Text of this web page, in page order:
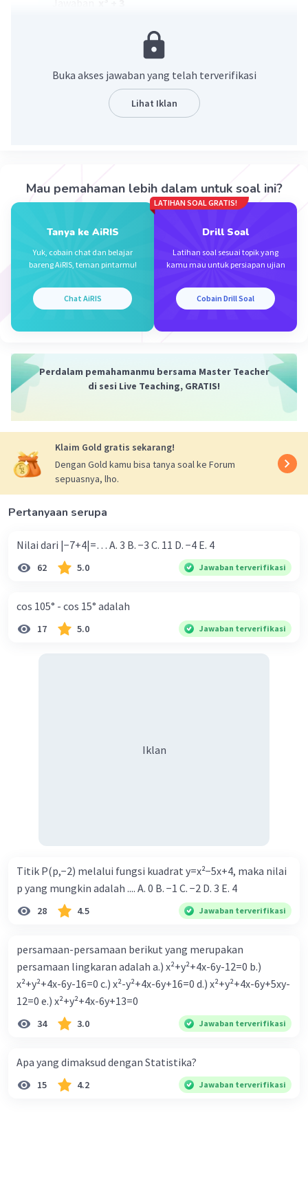
<=> y³ = x - 3
Beri Rating·0.0(0) Balas
Buka akses jawaban yang telah terverifikasi
Lihat Iklan
Mau pemahaman lebih dalam untuk soal ini?
Tanya ke AiRIS
Yuk, cobain chat dan belajar
bareng AiRIS, teman pintarmu!
Chat AiRIS
LATIHAN SOAL GRATIS!
Drill Soal
Latihan soal sesuai topik yang
kamu mau untuk persiapan ujian
Cobain Drill Soal
Perdalam pemahamanmu bersama Master Teacher
di sesi Live Teaching, GRATIS!
Klaim Gold gratis sekarang!
Dengan Gold kamu bisa tanya soal ke Forum
sepuasnya, lho.
Pertanyaan serupa
Nilai dari |−7+4|=… A. 3 B. −3 C. 11 D. −4 E. 4
62 5.0 Jawaban terverifikasi
cos 105° - cos 15° adalah
17 5.0 Jawaban terverifikasi
Iklan
Titik P(p,−2) melalui fungsi kuadrat y=x²−5x+4, maka nilai
p yang mungkin adalah .... A. 0 B. −1 C. −2 D. 3 E. 4
28 4.5 Jawaban terverifikasi
persamaan-persamaan berikut yang merupakan
persamaan lingkaran adalah a.) x²+y²+4x-6y-12=0 b.)
x²+y²+4x-6y-16=0 c.) x²-y²+4x-6y+16=0 d.) x²+y²+4x-6y+5xy-
12=0 e.) x²+y²+4x-6y+13=0
34 3.0 Jawaban terverifikasi
Apa yang dimaksud dengan Statistika?
15 4.2 Jawaban terverifikasi